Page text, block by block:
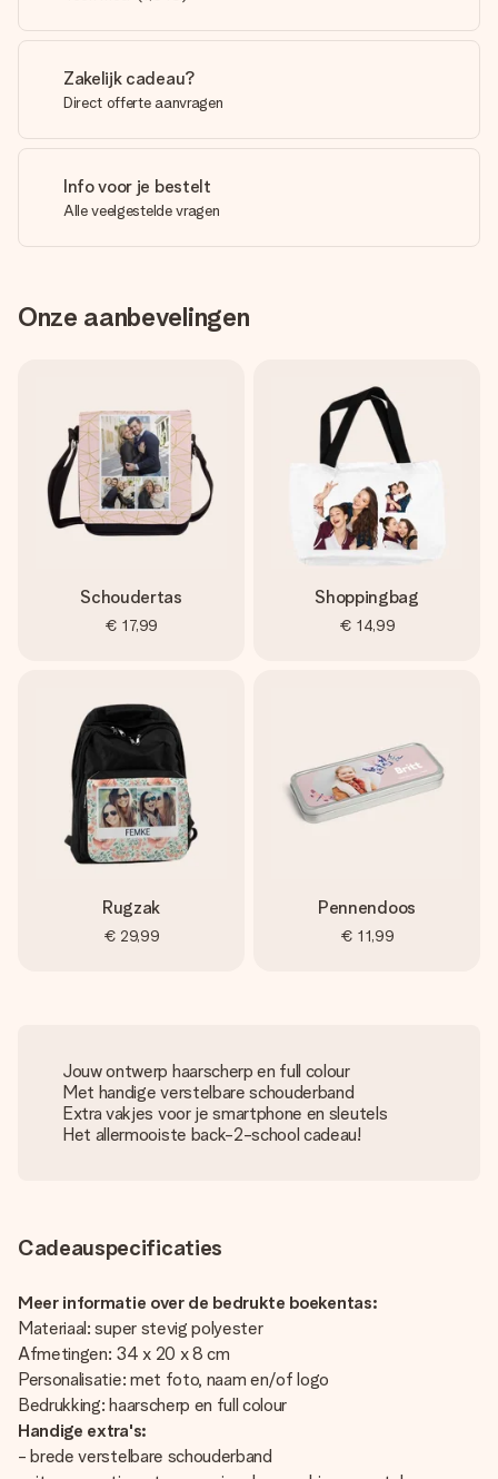
Zakelijk cadeau?
Direct offerte aanvragen
Info voor je bestelt
Alle veelgestelde vragen
Onze aanbevelingen
Schoudertas
€ 17,99
Shoppingbag
€ 14,99
Rugzak
€ 29,99
Pennendoos
€ 11,99
Jouw ontwerp haarscherp en full colour
Met handige verstelbare schouderband
Extra vakjes voor je smartphone en sleutels
Het allermooiste back-2-school cadeau!
Cadeauspecificaties
Meer informatie over de bedrukte boekentas:
Materiaal: super stevig polyester
Afmetingen: 34 x 20 x 8 cm
Personalisatie: met foto, naam en/of logo
Bedrukking: haarscherp en full colour
Handige extra's:
- brede verstelbare schouderband